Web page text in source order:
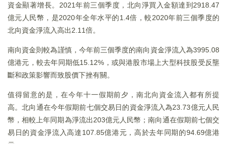
資金顯著增長。2021年前三個季度，北向淨買入金額達到2918.47
億元人民幣，是2020年全年水平的1.4倍，較2020年前三個季度的
北向資金淨流入高出2.11倍。
南向資金則較為謹慎，今年前三個季度的南向資金淨流入為3995.08
億港元，較去年同期低15.12%，或與港股市場上大型科技股受反壟
斷和政策影響而致股價下挫有關。
值得留意的是，在今年十一假期前夕，南北向資金流入都有所提
高。北向通在今年假期前七個交易日的資金淨流入為23.73億元人民
幣，相較上年同期為淨流出203億元人民幣；南向通在假期前七個交
易日的資金淨流入高達107.85億港元，高於去年同期的94.69億港